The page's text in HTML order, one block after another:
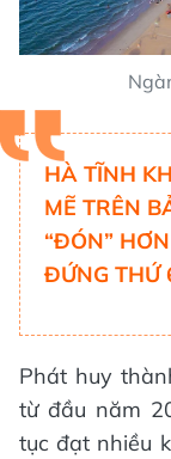
HÀ TĨNH
MẼ TRÊN
“ĐÓN”
ĐỨNG THỨ
Phát huy
từ đầu năm
tục đạt nhiều